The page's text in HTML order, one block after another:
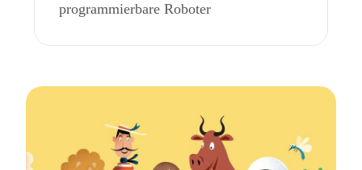
programmierbare Roboter